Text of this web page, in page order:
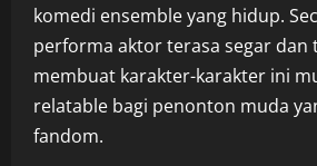
komedi ensemble yang hidup.
performa aktor terasa segar dan
membuat karakter-karakter ini
relatable bagi penonton muda
fandom.